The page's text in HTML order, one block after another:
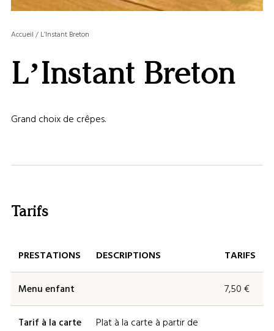
OU
Accueil / L’Instant Breton
L’Instant Breton
Grand choix de crêpes.
Tarifs
PRESTATIONS DESCRIPTIONS TARIFS
Menu enfant 7,50 €
Tarif à la carte
Plat à la carte à partir de